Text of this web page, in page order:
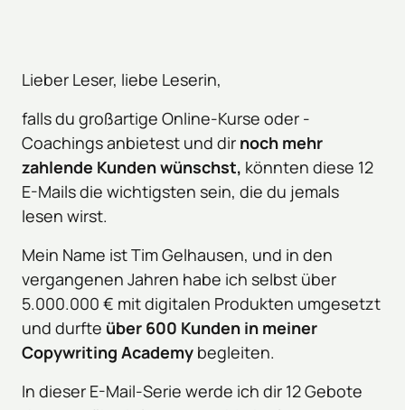
Lieber Leser, liebe Leserin,
falls du großartige Online-Kurse oder -
Coachings anbietest und dir noch mehr
zahlende Kunden wünschst, könnten diese 12
E-Mails die wichtigsten sein, die du jemals
lesen wirst.
Mein Name ist Tim Gelhausen, und in den
vergangenen Jahren habe ich selbst über
5.000.000 € mit digitalen Produkten umgesetzt
und durfte über 600 Kunden in meiner
Copywriting Academy begleiten.
In dieser E-Mail-Serie werde ich dir 12 Gebote